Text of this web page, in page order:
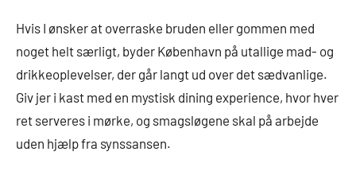
Hvis I ønsker at overraske bruden eller gommen med
noget helt særligt, byder København på utallige mad- og
drikkeoplevelser, der går langt ud over det sædvanlige.
Giv jer i kast med en mystisk dining experience, hvor hver
ret serveres i mørke, og smagsløgene skal på arbejde
uden hjælp fra synssansen.